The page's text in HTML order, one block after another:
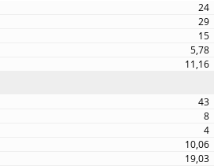
24
29
15
5,78
11,16
43
8
4
10,06
19,03